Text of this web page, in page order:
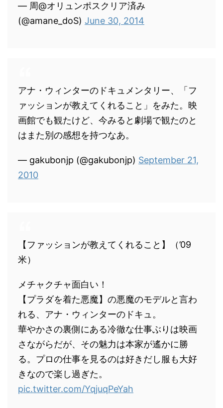
— 周@オリュンポスクリア済み
(@amane_doS) June 30, 2014
アナ・ウィンターのドキュメンタリー、「フ
ァッションが教えてくれること」をみた。映
画館でも観たけど、今みると劇場で観たのと
はまた別の感想を持つなあ。
— gakubonjp (@gakubonjp) September 21,
2010
【ファッションが教えてくれること】（’09
米）
メチャクチャ面白い！
【プラダを着た悪魔】の悪魔のモデルと言わ
れる、アナ・ウィンターのドキュ。
華やかさの裏側にある冷徹な仕事ぶりは映画
さながらだが、その魅力は本家が遙かに勝
る。プロの仕事を見るのは好きだし服も大好
きなので楽し過ぎた。
pic.twitter.com/YqjuqPeYah